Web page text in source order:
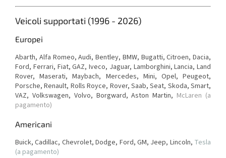
Veicoli supportati (1996 - 2026)
Europei
Abarth, Alfa Romeo, Audi, Bentley, BMW, Bugatti, Citroen, Dacia,
Ford, Ferrari, Fiat, GAZ, Iveco, Jaguar, Lamborghini, Lancia, Land
Rover, Maserati, Maybach, Mercedes, Mini, Opel, Peugeot,
Porsche, Renault, Rolls Royce, Rover, Saab, Seat, Skoda, Smart,
VAZ, Volkswagen, Volvo, Borgward,Aston Martin, McLaren (a
pagamento)
Americani
Buick, Cadillac, Chevrolet, Dodge, Ford, GM, Jeep, Lincoln, Tesla
(a pagamento)